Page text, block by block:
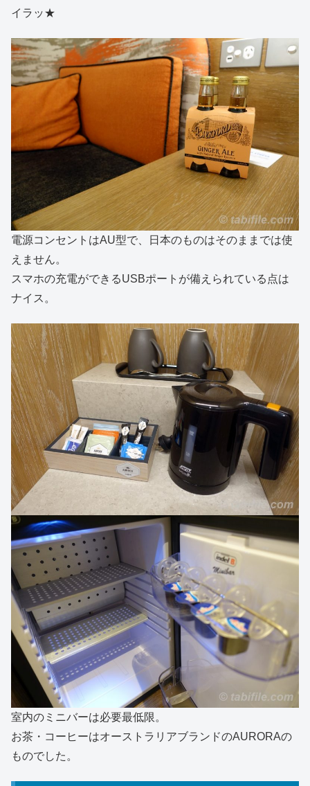
イラッ★
電源コンセントはAU型で、日本のものはそのままでは使
えません。
スマホの充電ができるUSBポートが備えられている点は
ナイス。
室内のミニバーは必要最低限。
お茶・コーヒーはオーストラリアブランドのAURORAの
ものでした。